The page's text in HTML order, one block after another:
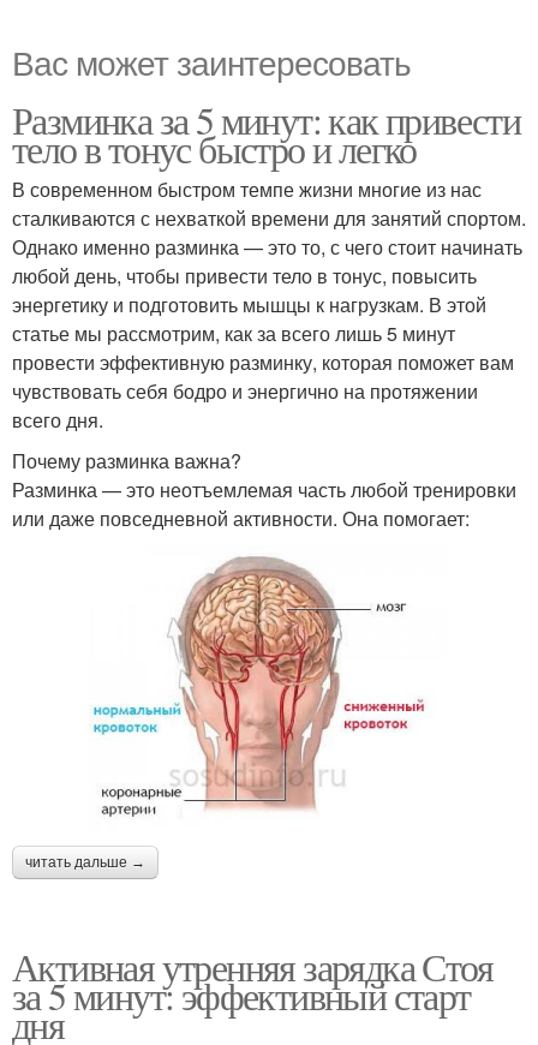
Вас может заинтересовать
Разминка за 5 минут: как привести
тело в тонус быстро и легко
В современном быстром темпе жизни многие из нас
сталкиваются с нехваткой времени для занятий спортом.
Однако именно разминка — это то, с чего стоит начинать
любой день, чтобы привести тело в тонус, повысить
энергетику и подготовить мышцы к нагрузкам. В этой
статье мы рассмотрим, как за всего лишь 5 минут
провести эффективную разминку, которая поможет вам
чувствовать себя бодро и энергично на протяжении
всего дня.
Почему разминка важна?
Разминка — это неотъемлемая часть любой тренировки
или даже повседневной активности. Она помогает:
читать дальше →
Активная утренняя зарядка Стоя
за 5 минут: эффективный старт
дня